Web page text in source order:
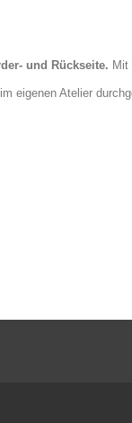
und Rückseite. Mit
eigenen Atelier